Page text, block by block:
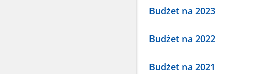
Budżet na 2023
Budżet na 2022
Budżet na 2021